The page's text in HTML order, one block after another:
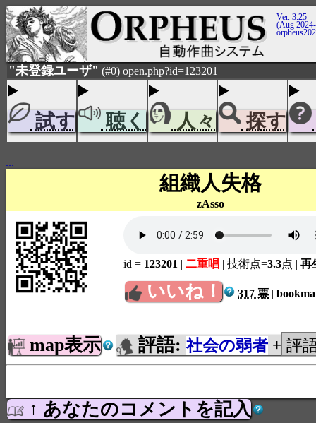
Ver. 3.25
(Aug
"未登録ユーザ" (#0) open.php?id=123201
試す 聴く 人々 探す
...
組織人失格
zAsso
id = 123201 | 二重唱 | 技術点=3.3点 | 再
いいね！ 317 票 |
map表示 評語: 社会の弱者 +
↑ あなたのコメントを記入